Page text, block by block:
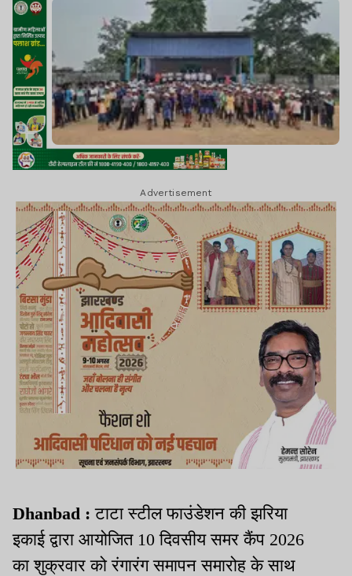
Advertisement
Dhanbad :टाटा स्टील फाउंडेशन की झरिया
इकाई द्वारा आयोजित 10 दिवसीय समर कैंप 2026
का शुक्रवार को रंगारंग समापन समारोह के साथ